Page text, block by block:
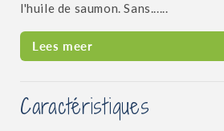
l'huile de saumon. Sans......
Lees meer
Caractéristiques